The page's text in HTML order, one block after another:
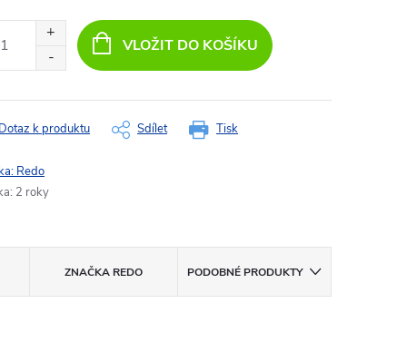
VLOŽIT DO KOŠÍKU
Tisk
k produktu Sdílet
Redo
: 2 roky
ZNAČKAREDO PODOBNÉ PRODUKTY